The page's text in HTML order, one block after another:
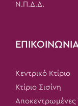
Ν.Π.Δ.Δ.
Κεντρικό Κτίριο
Κτίριο Σισίνη
Αποκεντρωμένες